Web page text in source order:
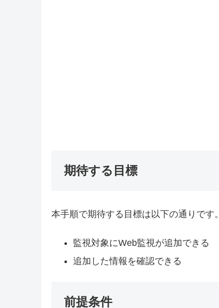
期待する目標
本手順で期待する目標は以下の通りです。
監視対象にWeb監視が追加できる
追加した情報を確認できる
前提条件